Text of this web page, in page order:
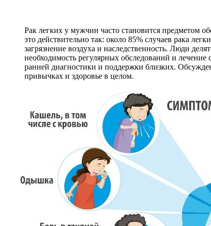
Рак легких у мужчин часто становится предметом
это действительно так: около 85% случаев рака
загрязнение воздуха и наследственность. Люди
необходимость регулярных обследований и
ранней диагностики и поддержки близких.
привычках и здоровье в целом.